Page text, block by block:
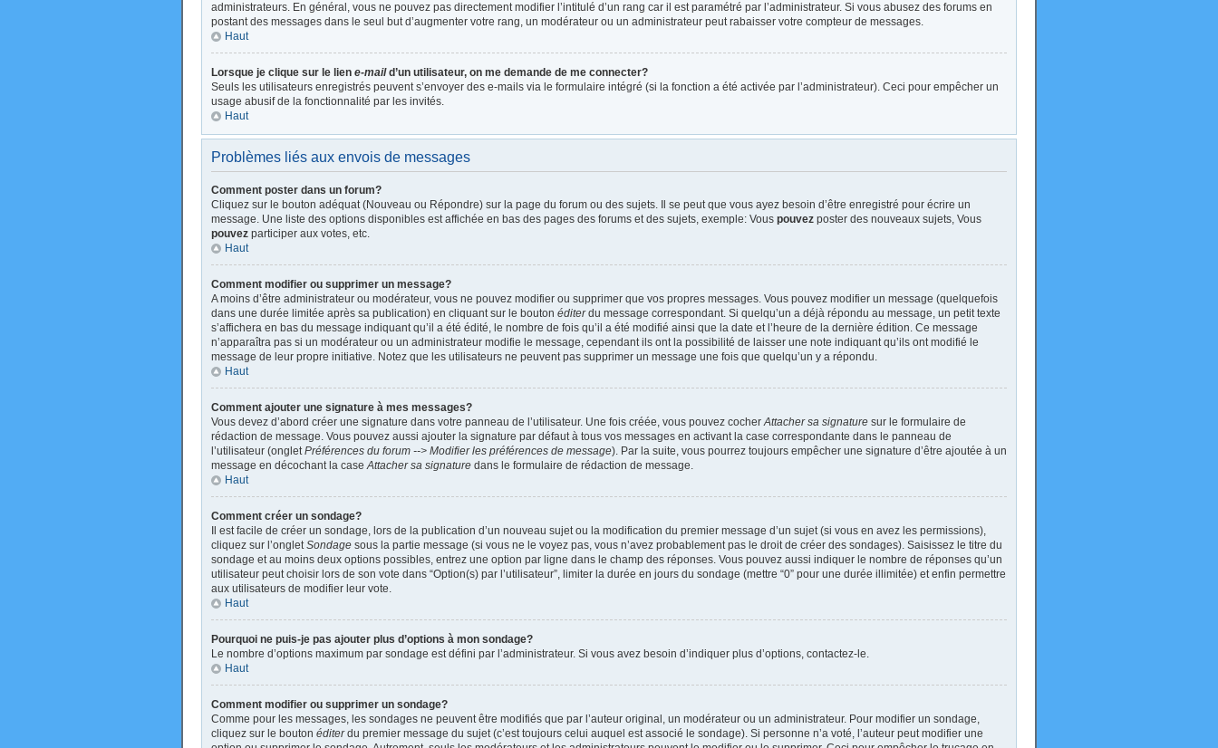
administrateurs. En général, vous ne pouvez pas directement modifier l’intitulé d’un rang car il est paramétré par l’administrateur. Si vous abusez des forums en
postant des messages dans le seul but d’augmenter votre rang, un modérateur ou un administrateur peut rabaisser votre compteur de messages.
Haut
Lorsque je clique sur le lien e-maild’un utilisateur, on me demande de me connecter?
Seuls les utilisateurs enregistrés peuvent s’envoyer des e-mails via le formulaire intégré (si la fonction a été activée par l’administrateur). Ceci pour empêcher un
usage abusif de la fonctionnalité par les invités.
Haut
Problèmes liés aux envois de messages
Comment poster dans un forum?
Cliquez sur le bouton adéquat (Nouveau ou Répondre) sur la page du forum ou des sujets. Il se peut que vous ayez besoin d’être enregistré pour écrire un
message. Une liste des options disponibles est affichée en bas des pages des forums et des sujets, exemple: Vous pouvez poster des nouveaux sujets, Vous
pouvez participer aux votes, etc.
Haut
Comment modifier ou supprimer un message?
A moins d’être administrateur ou modérateur, vous ne pouvez modifier ou supprimer que vos propres messages. Vous pouvez modifier un message (quelquefois
dans une durée limitée après sa publication) en cliquant sur le bouton éditerdu message correspondant. Si quelqu’un a déjà répondu au message, un petit texte
s’affichera en bas du message indiquant qu’il a été édité, le nombre de fois qu’il a été modifié ainsi que la date et l’heure de la dernière édition. Ce message
n’apparaîtra pas si un modérateur ou un administrateur modifie le message, cependant ils ont la possibilité de laisser une note indiquant qu’ils ont modifié le
message de leur propre initiative. Notez que les utilisateurs ne peuvent pas supprimer un message une fois que quelqu’un y a répondu.
Haut
Comment ajouter une signature à mes messages?
Vous devez d’abord créer une signature dans votre panneau de l’utilisateur. Une fois créée, vous pouvez cocherAttacher sa signature sur le formulaire de
rédaction de message. Vous pouvez aussi ajouter la signature par défaut à tous vos messages en activant la case correspondante dans le panneau de
l’utilisateur (ongletPréférences du forum --> Modifier les préférences de message). Par la suite, vous pourrez toujours empêcher une signature d’être ajoutée à un
message en décochant la caseAttacher sa signature dans le formulaire de rédaction de message.
Haut
Comment créer un sondage?
Il est facile de créer un sondage, lors de la publication d’un nouveau sujet ou la modification du premier message d’un sujet (si vous en avez les permissions),
cliquez sur l’ongletSondage sous la partie message (si vous ne le voyez pas, vous n’avez probablement pas le droit de créer des sondages). Saisissez le titre du
sondage et au moins deux options possibles, entrez une option par ligne dans le champ des réponses. Vous pouvez aussi indiquer le nombre de réponses qu’un
utilisateur peut choisir lors de son vote dans “Option(s) par l’utilisateur”, limiter la durée en jours du sondage (mettre “0” pour une durée illimitée) et enfin permettre
aux utilisateurs de modifier leur vote.
Haut
Pourquoi ne puis-je pas ajouter plus d’options à mon sondage?
Le nombre d’options maximum par sondage est défini par l’administrateur. Si vous avez besoin d’indiquer plus d’options, contactez-le.
Haut
Comment modifier ou supprimer un sondage?
Comme pour les messages, les sondages ne peuvent être modifiés que par l’auteur original, un modérateur ou un administrateur. Pour modifier un sondage,
cliquez sur le bouton éditerdu premier message du sujet (c’est toujours celui auquel est associé le sondage). Si personne n’a voté, l’auteur peut modifier une